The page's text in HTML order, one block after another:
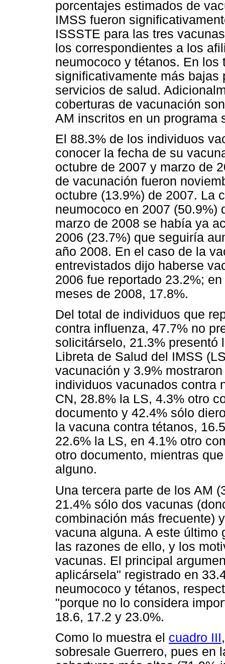
porcentajes estimados de
IMSS fueron
ISSSTE para las tres
los correspondientes a los
neumococo y tétanos. En
significativamente más bajas
servicios de salud.
coberturas de vacunación
AM inscritos en un programa
El 88.3% de los individuos
conocer la fecha de su
octubre de 2007 y marzo de
de vacunación fueron
octubre (13.9%) de 2007. La
neumococo en 2007 (50.9%)
marzo de 2008 se había ya
2006 (23.7%) que seguiría
año 2008. En el caso de la
entrevistados dijo haberse
2006 fue reportado 23.2%;
meses de 2008, 17.8%.
Del total de individuos que
contra influenza, 47.7% no
solicitárselo, 21.3% presentó
Libreta de Salud del IMSS
vacunación y 3.9%
individuos vacunados contra
CN, 28.8% la LS, 4.3% otro
documento y 42.4% sólo
la vacuna contra tétanos,
22.6% la LS, en 4.1% otro
otro documento, mientras
alguno.
Una tercera parte de los AM
21.4% sólo dos vacunas
combinación más frecuente)
vacuna alguna. A este último
las razones de ello, y los
vacunas. El principal
aplicársela" registrado en
neumococo y tétanos,
"porque no lo considera
18.6, 17.2 y 23.0%.
Como lo muestra el cuadro III
sobresale Guerrero, pues en